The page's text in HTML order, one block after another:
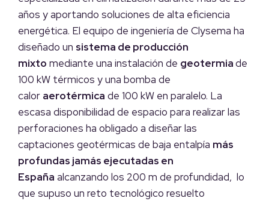
años y aportando soluciones de alta eficiencia
energética. El equipo de ingeniería de Clysema ha
diseñado un sistema de producción
mixto mediante una instalación de geotermiade
100 kW térmicos y una bomba de
calor aerotérmica de 100 kW en paralelo. La
escasa disponibilidad de espacio para realizar las
perforaciones ha obligado a diseñar las
captaciones geotérmicas de baja entalpía más
profundas jamás ejecutadas en
España alcanzando los 200 m de profundidad, lo
que supuso un reto tecnológico resuelto